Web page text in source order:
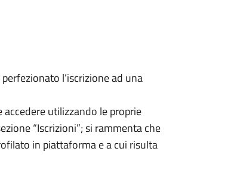
l’iscrizione ad una
accedere utilizzando le proprie
“Iscrizioni”; si rammenta che
in piattaforma e a cui risulta